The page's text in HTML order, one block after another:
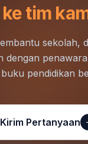
ke tim
sekolah,
dengan
pendidikan
Kirim Pertanyaan